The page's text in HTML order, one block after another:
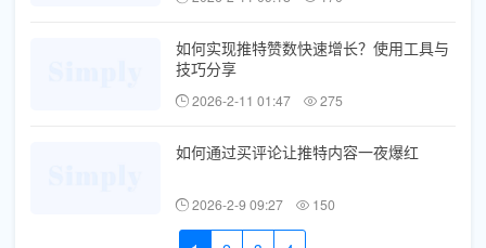
如何实现推特赞数快速增长？使用工具与
技巧分享
2026-2-11 01:47 275
如何通过买评论让推特内容一夜爆红
2026-2-9 09:27 150